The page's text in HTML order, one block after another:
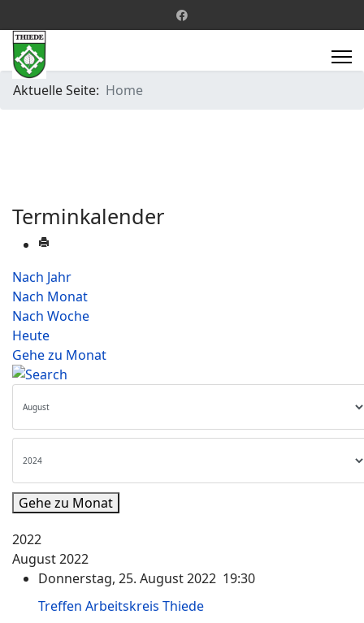
Aktuelle Seite: Home
Terminkalender
Nach Jahr
Nach Monat
Nach Woche
Heute
Gehe zu Monat
Gehe zu Monat
2022
August 2022
Donnerstag, 25. August 2022 19:30
Treffen Arbeitskreis Thiede